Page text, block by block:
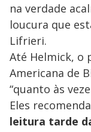
na verdade
loucura que
Lifrieri.
Até Helmick, o
Americana de
“quanto às
Eles
leitura tarde